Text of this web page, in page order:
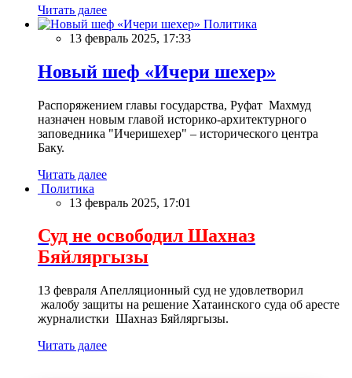
Читать далее
Политика
13 февраль 2025, 17:33
Новый шеф «Ичери шехер»
Распоряжением главы государства, Руфат Махмуд
назначен новым главой историко-архитектурного
заповедника "Ичеришехер" – исторического центра
Баку.
Читать далее
Политика
13 февраль 2025, 17:01
Суд не освободил Шахназ
Бяйляргызы
13 февраля Апелляционный суд не удовлетворил
жалобу защиты на решение Хатаинского суда об аресте
журналистки Шахназ Бяйляргызы.
Читать далее